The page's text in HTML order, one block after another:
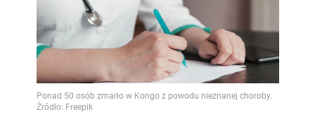
Ponad 50 osób zmarło w Kongo z powodu nieznanej choroby.
Źródło: Freepik